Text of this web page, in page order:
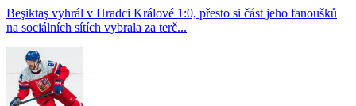
Beşiktaş vyhrál v Hradci Králové 1:0, přesto si část jeho fanoušků
na sociálních sítích vybrala za terč...